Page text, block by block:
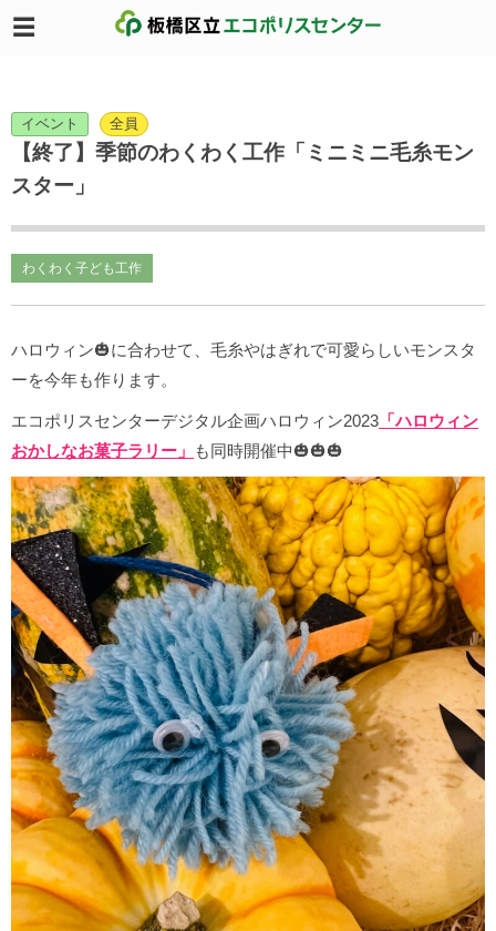
イベント 全員
【終了】季節のわくわく工作「ミニミニ毛糸モン
スター」
わくわく子ども工作
ハロウィン🎃に合わせて、毛糸やはぎれで可愛らしいモンスタ
ーを今年も作ります。
エコポリスセンターデジタル企画ハロウィン2023 「ハロウィン
おかしなお菓子ラリー」
も同時開催中🎃🎃🎃